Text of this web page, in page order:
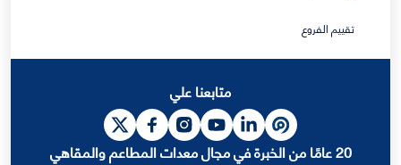
تقييم الفروع
متابعنا علي
20 عامًا من الخبرة في مجال معدات المطاعم والمقاهي